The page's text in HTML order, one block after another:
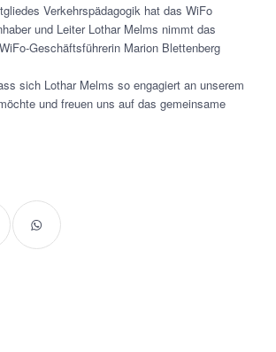
Verkehrspädagogik hat das WiFo
und Leiter Lothar Melms nimmt das
Geschäftsführerin Marion Blettenberg
sich Lothar Melms so engagiert an unserem
und freuen uns auf das gemeinsame